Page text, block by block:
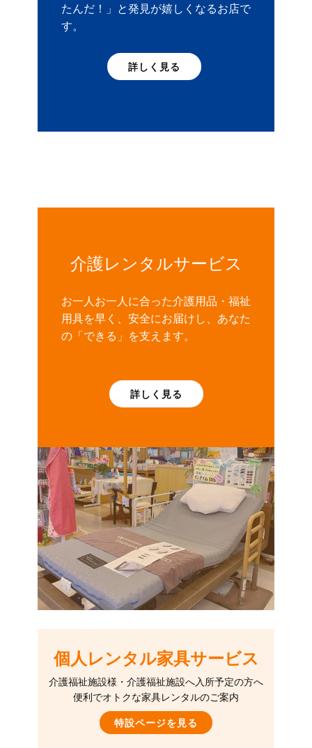
たんだ！」と発見が嬉しくなるお店で
す。
詳しく見る
介護レンタルサービス
お一人お一人に合った介護用品・福祉
用具を早く、安全にお届けし、あなた
の「できる」を支えます。
詳しく見る
個人レンタル家具サービス
介護福祉施設様・介護福祉施設へ入所予定の方へ
便利でオトクな家具レンタルのご案内
特設ページを見る